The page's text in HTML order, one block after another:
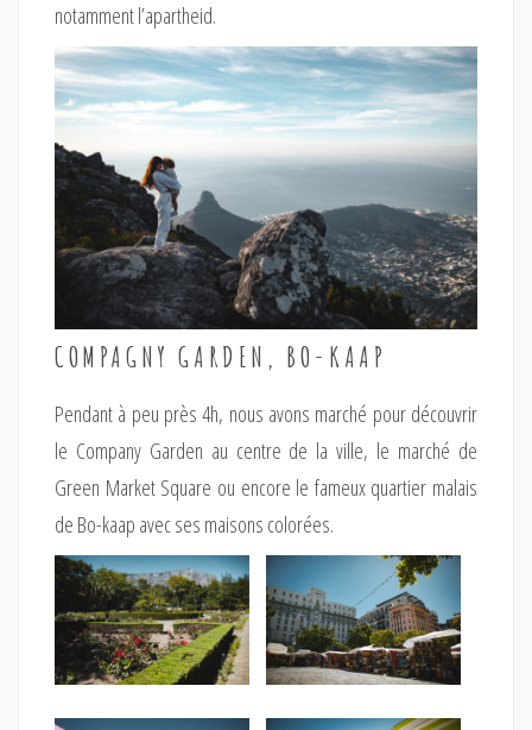
notamment l’apartheid.
COMPAGNY GARDEN, BO-KAAP
Pendant à peu près 4h, nous avons marché pour découvrir
le Company Garden au centre de la ville, le marché de
Green Market Square ou encore le fameux quartier malais
de Bo-kaap avec ses maisons colorées.